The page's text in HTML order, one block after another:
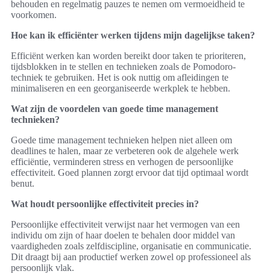
behouden en regelmatig pauzes te nemen om vermoeidheid te
voorkomen.
Hoe kan ik efficiënter werken tijdens mijn dagelijkse taken?
Efficiënt werken kan worden bereikt door taken te prioriteren,
tijdsblokken in te stellen en technieken zoals de Pomodoro-
techniek te gebruiken. Het is ook nuttig om afleidingen te
minimaliseren en een georganiseerde werkplek te hebben.
Wat zijn de voordelen van goede time management
technieken?
Goede time management technieken helpen niet alleen om
deadlines te halen, maar ze verbeteren ook de algehele werk
efficiëntie, verminderen stress en verhogen de persoonlijke
effectiviteit. Goed plannen zorgt ervoor dat tijd optimaal wordt
benut.
Wat houdt persoonlijke effectiviteit precies in?
Persoonlijke effectiviteit verwijst naar het vermogen van een
individu om zijn of haar doelen te behalen door middel van
vaardigheden zoals zelfdiscipline, organisatie en communicatie.
Dit draagt bij aan productief werken zowel op professioneel als
persoonlijk vlak.